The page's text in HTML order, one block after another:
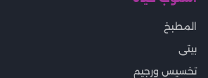
المطبخ
بيتى
تخسيس ورجيم